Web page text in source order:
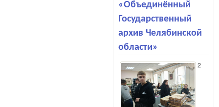
«Объединённый
Государственный
архив Челябинской
области»
2